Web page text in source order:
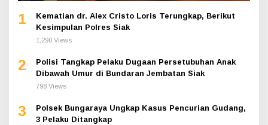
1
Kematian dr. Alex Cristo Loris Terungkap, Berikut
Kesimpulan Polres Siak
1,290 Views
2
Polisi Tangkap Pelaku Dugaan Persetubuhan Anak
Dibawah Umur di Bundaran Jembatan Siak
798 Views
3
Polsek Bungaraya Ungkap Kasus Pencurian Gudang,
3 Pelaku Ditangkap